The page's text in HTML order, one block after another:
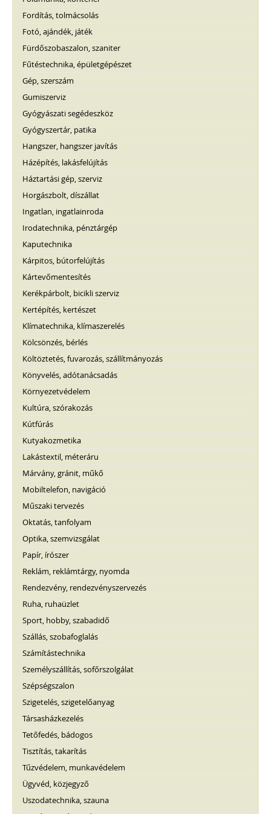
Fordítás, tolmácsolás
Fotó, ajándék, játék
Fürdőszobaszalon, szaniter
Fűtéstechnika, épületgépészet
Gép, szerszám
Gumiszerviz
Gyógyászati segédeszköz
Gyógyszertár, patika
Hangszer, hangszer javítás
Házépítés, lakásfelújítás
Háztartási gép, szerviz
Horgászbolt, díszállat
Ingatlan, ingatlainroda
Irodatechnika, pénztárgép
Kaputechnika
Kárpitos, bútorfelújítás
Kártevőmentesítés
Kerékpárbolt, bicikli szerviz
Kertépítés, kertészet
Klímatechnika, klímaszerelés
Kölcsönzés, bérlés
Költöztetés, fuvarozás, szállítmányozás
Könyvelés, adótanácsadás
Környezetvédelem
Kultúra, szórakozás
Kútfúrás
Kutyakozmetika
Lakástextil, méteráru
Márvány, gránit, műkő
Mobiltelefon, navigáció
Műszaki tervezés
Oktatás, tanfolyam
Optika, szemvizsgálat
Papír, írószer
Reklám, reklámtárgy, nyomda
Rendezvény, rendezvényszervezés
Ruha, ruhaüzlet
Sport, hobby, szabadidő
Szállás, szobafoglalás
Számítástechnika
Személyszállítás, sofőrszolgálat
Szépségszalon
Szigetelés, szigetelőanyag
Társasházkezelés
Tetőfedés, bádogos
Tisztítás, takarítás
Tűzvédelem, munkavédelem
Ügyvéd, közjegyző
Uszodatechnika, szauna